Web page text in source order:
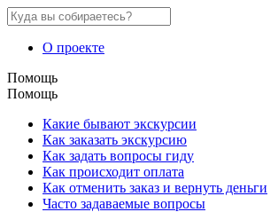
О проекте
Помощь
Помощь
Какие бывают экскурсии
Как заказать экскурсию
Как задать вопросы гиду
Как происходит оплата
Как отменить заказ и вернуть деньги
Часто задаваемые вопросы